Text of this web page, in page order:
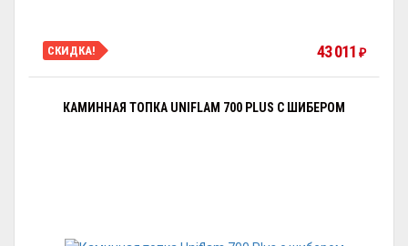
СКИДКА! 43 011 ₽
КАМИННАЯ ТОПКА UNIFLAM 700 PLUS С ШИБЕРОМ